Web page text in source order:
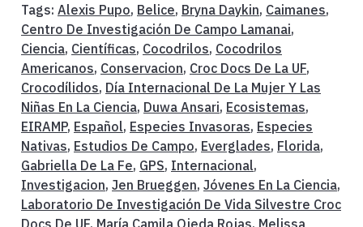
Tags: Alexis Pupo, Belice, Bryna Daykin, Caimanes,
Centro De Investigación De Campo Lamanai,
Ciencia, Científicas, Cocodrilos, Cocodrilos
Americanos, Conservacion, Croc Docs De La UF,
Crocodílidos, Día Internacional De La Mujer Y Las
Niñas En La Ciencia, Duwa Ansari, Ecosistemas,
EIRAMP, Español, Especies Invasoras, Especies
Nativas, Estudios De Campo, Everglades, Florida,
Gabriella De La Fe, GPS, Internacional,
Investigacion, Jen Brueggen, Jóvenes En La Ciencia,
Laboratorio De Investigación De Vida Silvestre Croc